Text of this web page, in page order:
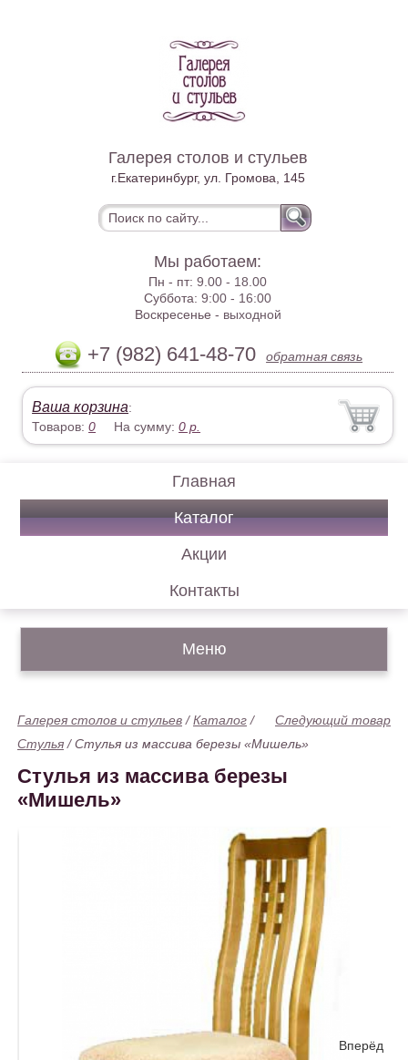
Галерея столов и стульев
г.Екатеринбург, ул. Громова, 145
Мы работаем:
Пн - пт:9.00 - 18.00
Суббота:9:00 - 16:00
Воскресенье - выходной
+7 (982) 641-48-70 обратная связь
Ваша корзина:
Товаров:0 На сумму:0 р.
Главная
Каталог
Акции
Контакты
Меню
Следующий товар
Галерея столов и стульев /Каталог /
Стулья /Стулья из массива березы «Мишель»
Стулья из массива березы
«Мишель»
Вперёд